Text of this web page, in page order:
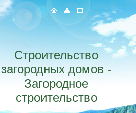
Строительство
загородных домов -
Загородное
строительство